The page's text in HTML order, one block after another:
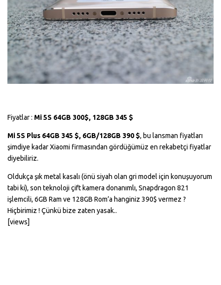
Fiyatlar : Mi 5S 64GB 300$, 128GB 345 $
Mi 5S Plus 64GB 345 $, 6GB/128GB 390 $, bu lansman fiyatları
şimdiye kadar Xiaomi firmasından gördüğümüz en rekabetçi fiyatlar
diyebiliriz.
Oldukça şık metal kasalı (önü siyah olan gri model için konuşuyorum
tabi ki), son teknoloji çift kamera donanımlı, Snapdragon 821
işlemcili, 6GB Ram ve 128GB Rom’a hanginiz 390$ vermez ?
Hiçbirimiz ! Çünkü bize zaten yasak..
[views]